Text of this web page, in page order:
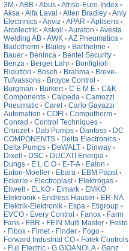
3M • ABB • Abus • Afriso-Euro-Index •
Aksa • Alfa Laval • Allen Bradley • Anly
Electrinics • Anviz • APAR • Aplisens •
Arcolectric • Askoll • Auraton • Avesta
Welding AB • AWK • AZ Pneumatica •
Badotherm • Bailey • Barthelme •
Bauer • Beninca • Bentel Security •
Benza • Berger Lahr • Bonfiglioli
Riduttori • Bosch • Brahma • Breve-
Tufvassons • Broyce Control •
Burgman • Burkert • C E M E • C&K
Components • Calpeda • Camozzi
Pneumatic • Carel • Carlo Gavazzi
Automation • COFI • Computherm •
Conrad • Control Techniques •
Crouzet • Dab Pumps • Danfoss • DC
COMPONENTS • Delta Electronics •
Delta Pumps • DeWALT • Dinway •
Dixell • DSC • DUCATI Energia •
Dungs • E L C O • E-T-A • Eaton •
Eaton-Moeller • Ebara • EBM Papst •
Eckerle • Electroplast • Elektrogas •
Eliwell • ELKO • Elmark • EMKO
Elektronik • Endress Hauser • ER-NA
Elektrik-Elektronik • Espa • Etigroup •
EVCO • Every Control • Fanox • Farm
Fans • FBR • FEIN Multi Master • Festo
• Fibox • Fimet • Finder • Fogo •
Forward Industrial CO • Fotek Controls
• Fuji Electric • G GIOANOLA • Ganz